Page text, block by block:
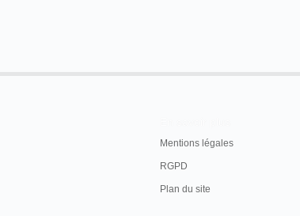
Mentions légales
RGPD
Plan du site